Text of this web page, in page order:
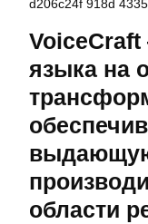
языка на
области